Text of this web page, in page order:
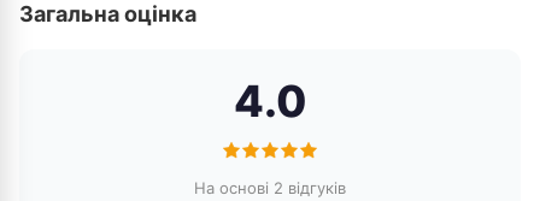
Загальна оцінка
4.0
На основі 2 відгуків